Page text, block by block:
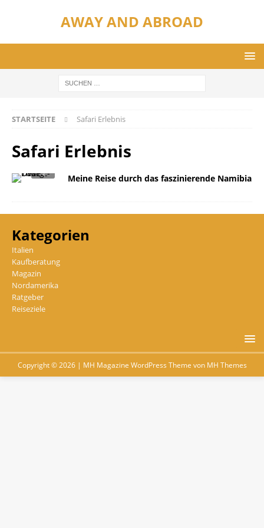
AWAY AND ABROAD
STARTSEITE Safari Erlebnis
Safari Erlebnis
Meine Reise durch das faszinierende Namibia
Kategorien
Italien
Kaufberatung
Magazin
Nordamerika
Ratgeber
Reiseziele
Copyright © 2026 | MH Magazine WordPress Theme von MH Themes